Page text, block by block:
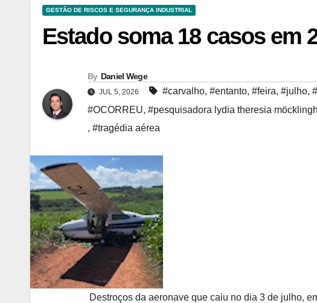
GESTÃO DE RISCOS E SEGURANÇA INDUSTRIAL
Estado soma 18 casos em
By Daniel Wege
JUL 5, 2026 #carvalho, #entanto, #feira, #julho,
#OCORREU, #pesquisadora lydia theresia
, #tragédia aérea
Destroços da aeronave que caiu no dia 3 de julho,